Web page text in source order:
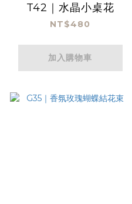
T42｜水晶小桌花
NT$480
加入購物車